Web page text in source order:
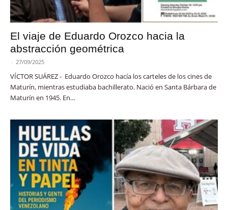
El viaje de Eduardo Orozco hacia la
abstracción geométrica
- 27/09/2025
VÍCTOR SUÁREZ - Eduardo Orozco hacía los carteles de los cines de
Maturín, mientras estudiaba bachillerato. Nació en Santa Bárbara de
Maturín en 1945. En...